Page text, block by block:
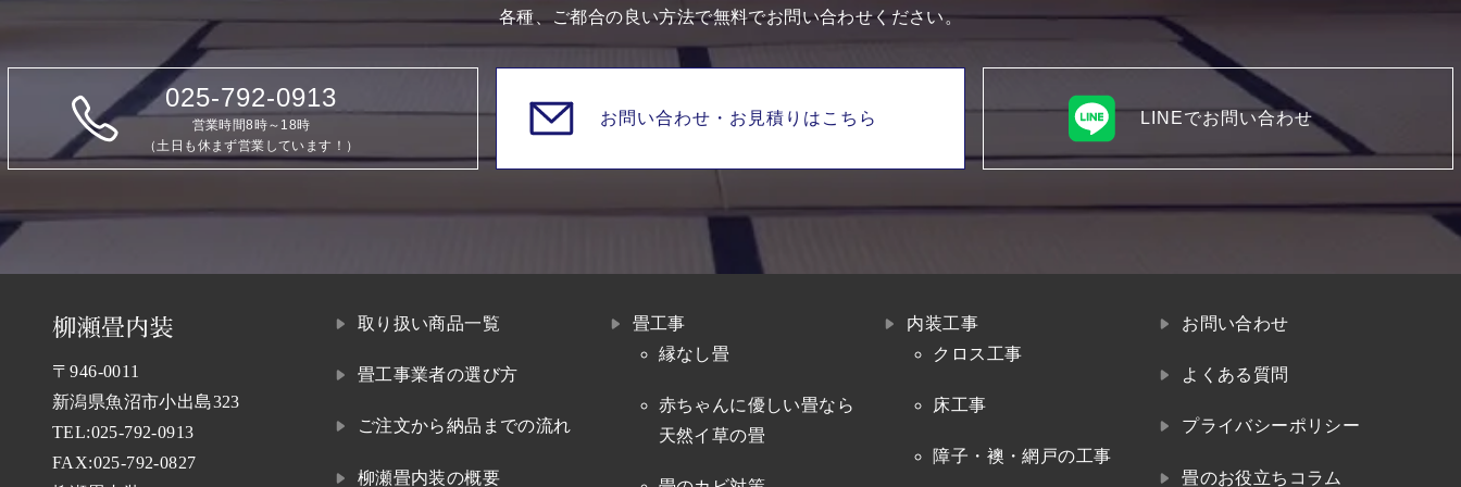
各種、ご都合の良い方法で無料でお問い合わせください。
025-792-0913
営業時間8時～18時
（土日も休まず営業しています！）
お問い合わせ・ お見積りはこちら LINEでお問い合わせ
〒946-0011
新潟県魚沼市小出島323
TEL:025-792-0913
FAX:025-792-0827
取り扱い商品一覧
畳工事業者の選び方
ご注文から納品までの流れ
柳瀬畳内装の概要
畳工事
縁なし畳
赤ちゃんに優しい畳なら
天然イ草の畳
内装工事
クロス工事
床工事
障子・襖・網戸の工事
お問い合わせ
よくある質問
プライバシーポリシー
畳のお役立ちコラム